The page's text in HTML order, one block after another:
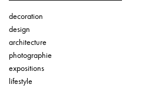
decoration
design
architecture
photographie
expositions
lifestyle